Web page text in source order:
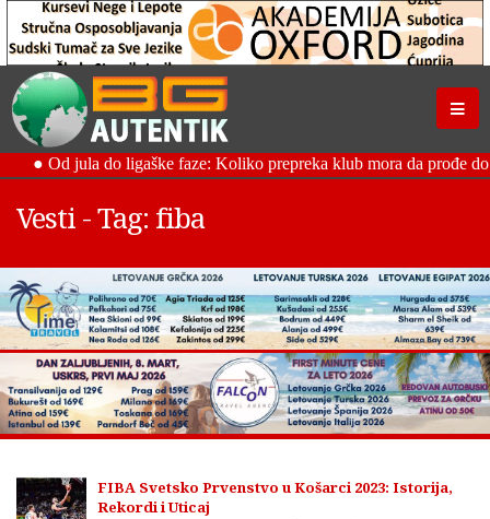
Vesti - Tag: fiba
FIBA Svetsko Prvenstvo u Košarci 2023: Istorija,
Rekordi i Uticaj